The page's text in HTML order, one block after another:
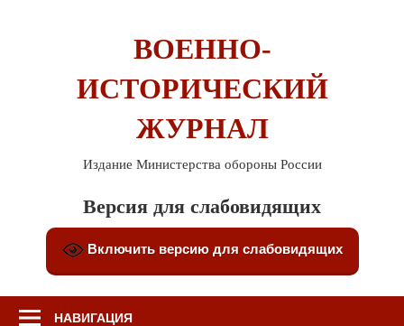
ВОЕННО-
ИСТОРИЧЕСКИЙ
ЖУРНАЛ
Издание Министерства обороны России
Версия для слабовидящих
Включить версию для слабовидящих
НАВИГАЦИЯ